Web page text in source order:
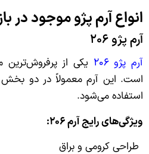
انواع آرم پژو موجود در
آرم پژو ۲۰۶
آرم پژو ۲۰۶
یکی از پرفروش‌ترین
است. این آرم معمولاً در دو
استفاده می‌شود.
ویژگی‌های رایج آرم ۲۰۶:
طراحی کرومی و براق